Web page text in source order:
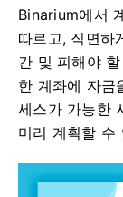
Binarium에서
따르고, 직면하
간 및 피해야
한 계좌에 자금
세스가 가능한
미리 계획할 수